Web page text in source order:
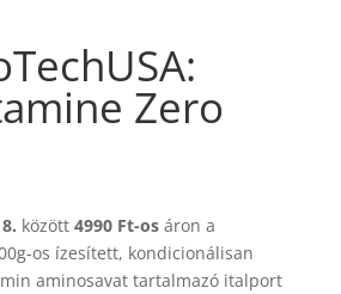
Zero
között 4990 Ft-osáron a
os ízesített, kondicionálisan
aminosavat tartalmazó italport